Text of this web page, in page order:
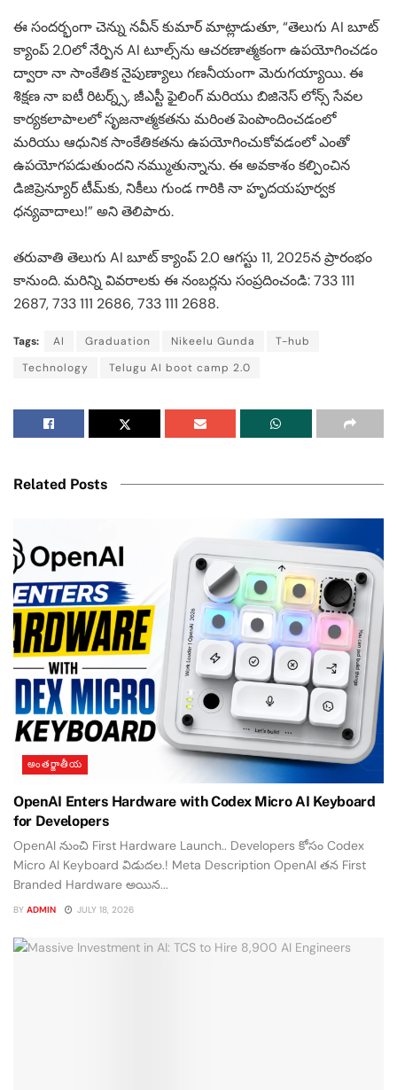
ఈ సందర్భంగా చెన్ను నవీన్ కుమార్ మాట్లాడుతూ, “తెలుగు AI బూట్
క్యాంప్ 2.0లో నేర్పిన AI టూల్స్‌ను ఆచరణాత్మకంగా ఉపయోగించడం
ద్వారా నా సాంకేతిక నైపుణ్యాలు గణనీయంగా మెరుగయ్యాయి. ఈ
శిక్షణ నా ఐటీ రిటర్న్స్, జీఎస్టీ ఫైలింగ్ మరియు బిజినెస్ లోన్స్ సేవల
కార్యకలాపాలలో సృజనాత్మకతను మరింత పెంపొందించడంలో
మరియు ఆధునిక సాంకేతికతను ఉపయోగించుకోవడంలో ఎంతో
ఉపయోగపడుతుందని నమ్ముతున్నాను. ఈ అవకాశం కల్పించిన
డిజిప్రెన్యూర్ టీమ్‌కు, నికీలు గుండ గారికి నా హృదయపూర్వక
ధన్యవాదాలు!” అని తెలిపారు.
తరువాతి తెలుగు AI బూట్ క్యాంప్ 2.0 ఆగస్టు 11, 2025న ప్రారంభం
కానుంది. మరిన్ని వివరాలకు ఈ నంబర్లను సంప్రదించండి: 733 111
2687, 733 111 2686, 733 111 2688.
Tags: AI Graduation Nikeelu Gunda
T-hub
Technology
Telugu AI boot camp 2.0
Related Posts
అంతర్జాతీయ
OpenAI Enters Hardware with Codex Micro AI Keyboard
for Developers
OpenAI నుంచి First Hardware Launch.. Developers కోసం Codex
Micro AI Keyboard విడుదల.! Meta Description OpenAI తన First
Branded Hardware అయిన...
BY ADMIN JULY 18, 2026